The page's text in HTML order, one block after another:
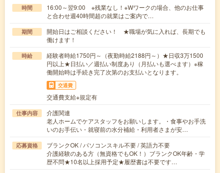
時間
16:00～翌9:00 ※残業なし！※Wワークの場合、他のお仕事
と合わせ週40時間超の就業はご案内で…
期間
開始日はご相談ください！ ★職場が気に入れば、長期でも
働けます！
時給
経験者時給1750円～（夜勤時給2188円～）★日収3万1500
円以上★日払い／週払い制度あり（月払いも選べます）※稼
働開始時は手続き完了次第のお支払いとなります。
交通費
交通費支給※規定有
仕事内容
介護関連
老人ホームでケアスタッフをお願いします。・食事やお手洗
いのお手伝い・就寝前の水分補給・利用者さまが安…
応募資格
ブランクOK / パソコンスキル不要 / 英語力不要
介護経験のある方（無資格でもOK！）ブランクOK年齢・学
歴不問★10名以上採用予定★履歴書は不要です…